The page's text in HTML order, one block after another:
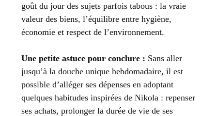
goût du jour des sujets parfois tabous : la vraie
valeur des biens, l’équilibre entre hygiène,
économie et respect de l’environnement.
Une petite astuce pour conclure : Sans aller
jusqu’à la douche unique hebdomadaire, il est
possible d’alléger ses dépenses en adoptant
quelques habitudes inspirées de Nikola : repenser
ses achats, prolonger la durée de vie de ses